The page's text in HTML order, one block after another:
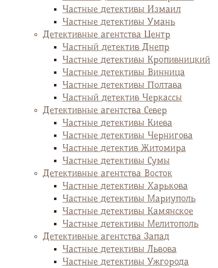
Частные детективы Измаил
Частные детективы Умань
Детективные агентства Центр
Частный детектив Днепр
Частные детективы Кропивницкий
Частные детективы Винница
Частные детективы Полтава
Частный детектив Черкассы
Детективные агентства Север
Частные детективы Киева
Частные детективы Чернигова
Частные детектив Житомира
Частные детективы Сумы
Детективные агентства Восток
Частные детективы Харькова
Частные детективы Мариуполь
Частные детективы Камянское
Частные детективы Мелитополь
Детективные агентства Запад
Частные детективы Львова
Частные детективы Ужгорода